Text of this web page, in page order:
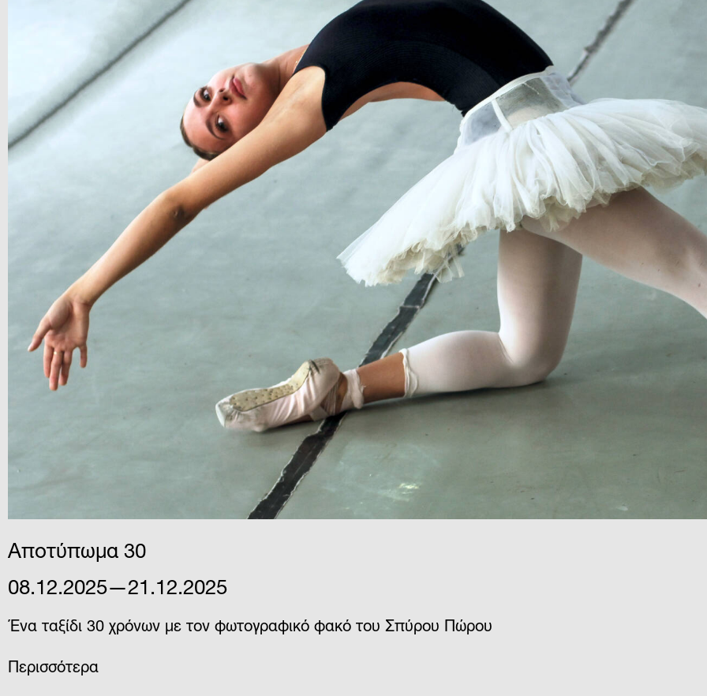
Αποτύπωμα 30
08.12.2025—21.12.2025
Ένα ταξίδι 30 χρόνων με τον φωτογραφικό φακό του Σπύρου Πώρου
Περισσότερα